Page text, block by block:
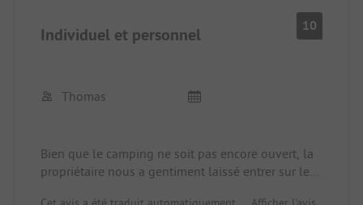
Individuel et personnel 10
Thomas
Bien que le camping ne soit pas encore ouvert, la
propriétaire nous a gentiment laissé entrer sur le